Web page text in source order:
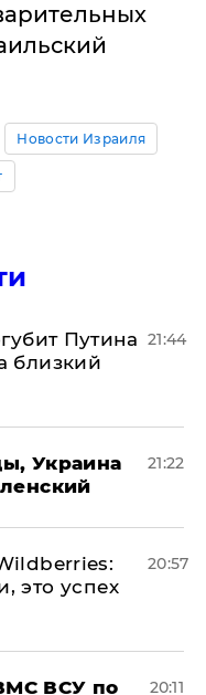
Новости Израиля
Путина
близкий
21:44
Украина
21:22
это успех
20:57
ВСУ по 20:11